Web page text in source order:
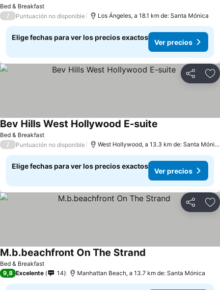
Bed & Breakfast
/ Puntuación no disponible Los Ángeles, a 18.1 km de: Santa Mónica
Elige fechas para ver los precios exactos
Ver precios
Compartir
Bed & Breakfast
Bev Hills West Hollywood E-suite
/ Puntuación no disponible West Hollywood, a 13.3 km de: Santa Mónica
Elige fechas para ver los precios exactos
Ver precios
Compartir
Bed & Breakfast
M.b.beachfront On The Strand
9,8 Excelente 14 Manhattan Beach, a 13.7 km de: Santa Mónica